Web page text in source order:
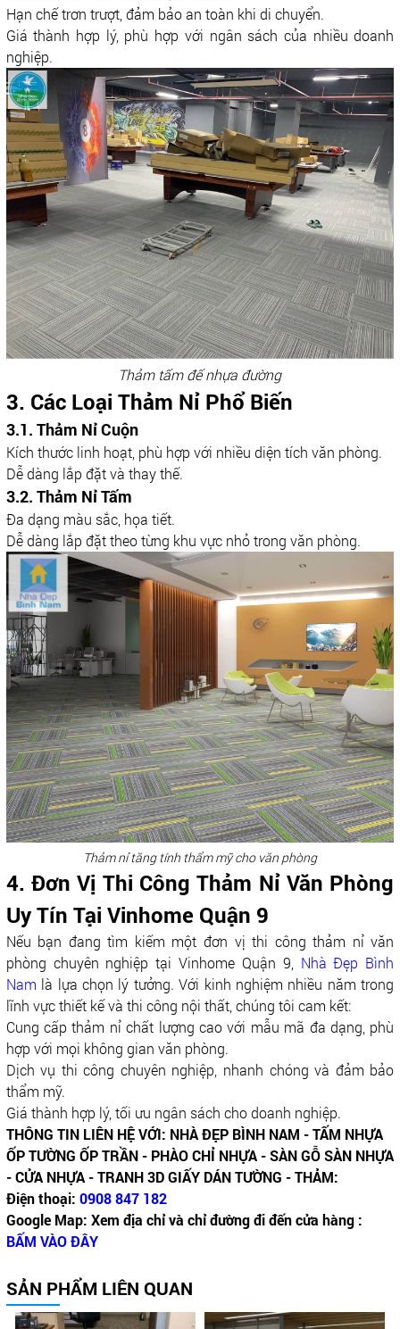
Hạn chế trơn trượt, đảm bảo an toàn khi di chuyển.
Giá thành hợp lý, phù hợp với ngân sách của nhiều doanh
nghiệp.
Thảm tấm đế nhựa đường
3. Các Loại Thảm Nỉ Phổ Biến
3.1. Thảm Nỉ Cuộn
Kích thước linh hoạt, phù hợp với nhiều diện tích văn phòng.
Dễ dàng lắp đặt và thay thế.
3.2. Thảm Nỉ Tấm
Đa dạng màu sắc, họa tiết.
Dễ dàng lắp đặt theo từng khu vực nhỏ trong văn phòng.
Thảm nỉ tăng tính thẩm mỹ cho văn phòng
4. Đơn Vị Thi Công Thảm Nỉ Văn Phòng
Uy Tín Tại Vinhome Quận 9
Nếu bạn đang tìm kiếm một đơn vị thi công thảm nỉ văn
phòng chuyên nghiệp tại Vinhome Quận 9, Nhà Đẹp Bình
Nam là lựa chọn lý tưởng. Với kinh nghiệm nhiều năm trong
lĩnh vực thiết kế và thi công nội thất, chúng tôi cam kết:
Cung cấp thảm nỉ chất lượng cao với mẫu mã đa dạng, phù
hợp với mọi không gian văn phòng.
Dịch vụ thi công chuyên nghiệp, nhanh chóng và đảm bảo
thẩm mỹ.
Giá thành hợp lý, tối ưu ngân sách cho doanh nghiệp.
THÔNG TIN LIÊN HỆ VỚI: NHÀ ĐẸP BÌNH NAM - TẤM NHỰA
ỐP TƯỜNG ỐP TRẦN - PHÀO CHỈ NHỰA - SÀN GỖ SÀN NHỰA
- CỬA NHỰA - TRANH 3D GIẤY DÁN TƯỜNG - THẢM:
Điện thoại: 0908 847 182
Google Map: Xem địa chỉ và chỉ đường đi đến cửa hàng :
BẤM VÀO ĐÂY
SẢN PHẨM LIÊN QUAN